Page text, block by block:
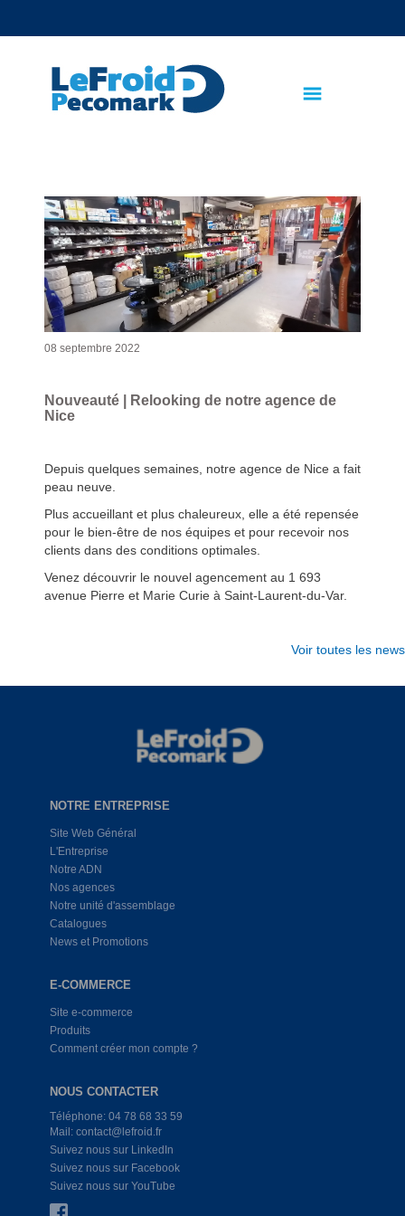
08 septembre 2022
Nouveauté | Relooking de notre agence de
Nice
Depuis quelques semaines, notre agence de Nice a fait
peau neuve.
Plus accueillant et plus chaleureux, elle a été repensée
pour le bien-être de nos équipes et pour recevoir nos
clients dans des conditions optimales.
Venez découvrir le nouvel agencement au 1 693
avenue Pierre et Marie Curie à Saint-Laurent-du-Var.
Voir toutes les news
NOTRE ENTREPRISE
Site Web Général
L'Entreprise
Notre ADN
Nos agences
Notre unité d'assemblage
Catalogues
News et Promotions
E-COMMERCE
Site e-commerce
Produits
Comment créer mon compte ?
NOUS CONTACTER
Téléphone: 04 78 68 33 59
Mail: contact@lefroid.fr
Suivez nous sur LinkedIn
Suivez nous sur Facebook
Suivez nous sur YouTube